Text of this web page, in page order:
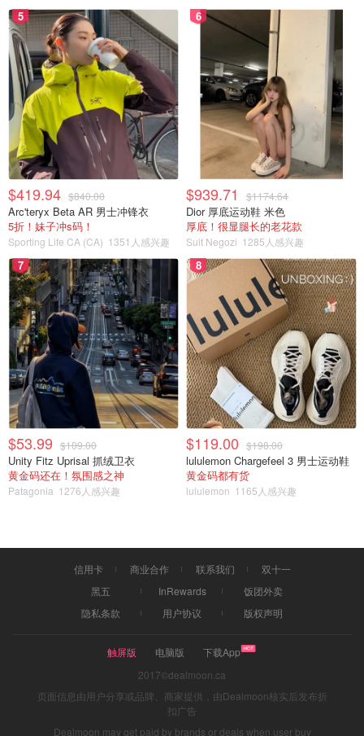
5
$419.94 $840.00
Arc'teryx Beta AR 男士冲锋衣
5折！妹子冲s码！
Sporting Life CA (CA) 1351人感兴趣
6
$939.71 $1174.64
Dior 厚底运动鞋 米色
厚底！很显腿长的老花款
Suit Negozi 1285人感兴趣
7
$53.99 $109.00
Unity Fitz Uprisal 抓绒卫衣
黄金码还在！氛围感之神
Patagonia 1276人感兴趣
8
$119.00 $198.00
lululemon Chargefeel 3 男士运动鞋
黄金码都有货
lululemon 1165人感兴趣
信用卡 商业合作 联系我们
双十一
黑五
InRewards
饭团外卖
隐私条款
用户协议 版权声明
触屏版 电脑版
下载App
2017©dealmoon.ca
页面信息由用户分享或品牌、商家提供，由Dealmoon核实后发布折
扣广告
Dealmoon may get paid by brands or deals when user buy